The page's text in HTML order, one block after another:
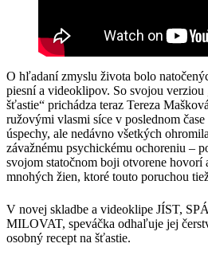
O hľadaní zmyslu života bolo
piesní a videoklipov. So svojou verziou
šťastie“ prichádza teraz Tereza
ružovými vlasmi síce v poslednom
úspechy, ale nedávno všetkých
závažnému psychickému ochoreniu –
svojom statočnom boji otvorene hovorí
mnohých žien, ktoré touto poruchou
V novej skladbe a videoklipe JÍST,
MILOVAT, speváčka odhaľuje jej
osobný recept na šťastie.